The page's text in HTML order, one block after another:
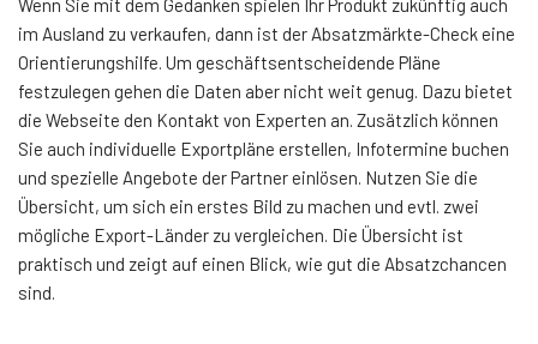
Wenn Sie mit dem Gedanken spielen Ihr Produkt zukünftig auch
im Ausland zu verkaufen, dann ist der Absatzmärkte-Check eine
Orientierungshilfe. Um geschäftsentscheidende Pläne
festzulegen gehen die Daten aber nicht weit genug. Dazu bietet
die Webseite den Kontakt von Experten an. Zusätzlich können
Sie auch individuelle Exportpläne erstellen, Infotermine buchen
und spezielle Angebote der Partner einlösen. Nutzen Sie die
Übersicht, um sich ein erstes Bild zu machen und evtl. zwei
mögliche Export-Länder zu vergleichen. Die Übersicht ist
praktisch und zeigt auf einen Blick, wie gut die Absatzchancen
sind.